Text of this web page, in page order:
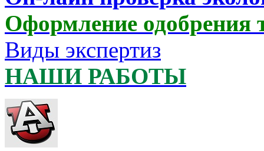
Оформление
Виды экспертиз
НАШИ РАБОТЫ